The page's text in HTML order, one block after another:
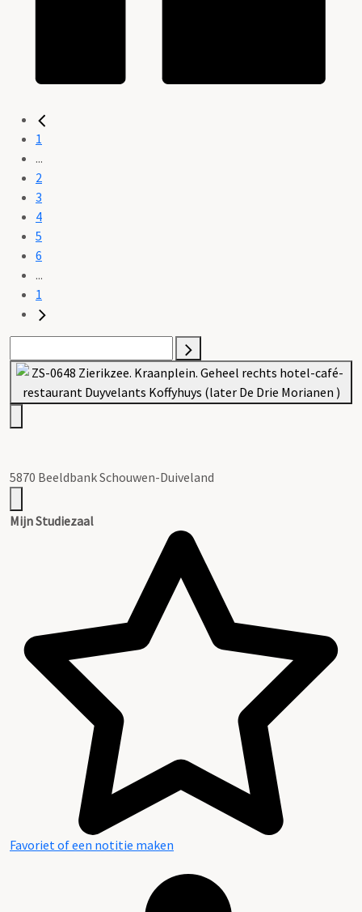
1
...
2
3
4
5
6
...
1
5870 Beeldbank Schouwen-Duiveland
Mijn Studiezaal
Favoriet of een notitie maken